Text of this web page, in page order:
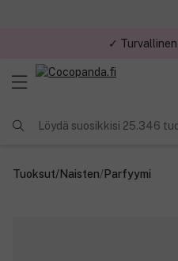
Löydä suosikkisi 25.346
Tuoksut/Naisten/Parfyymi